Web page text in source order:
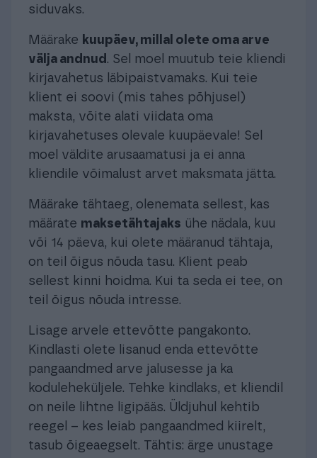
siduvaks.
Määrake kuupäev, millal olete oma arve
välja andnud . Sel moel muutub teie kliendi
kirjavahetus läbipaistvamaks. Kui teie
klient ei soovi (mis tahes põhjusel)
maksta, võite alati viidata oma
kirjavahetuses olevale kuupäevale! Sel
moel väldite arusaamatusi ja ei anna
kliendile võimalust arvet maksmata jätta.
Määrake tähtaeg, olenemata sellest, kas
määrate maksetähtajaks ühe nädala, kuu
või 14 päeva, kui olete määranud tähtaja,
on teil õigus nõuda tasu. Klient peab
sellest kinni hoidma. Kui ta seda ei tee, on
teil õigus nõuda intresse.
Lisage arvele ettevõtte pangakonto.
Kindlasti olete lisanud enda ettevõtte
pangaandmed arve jalusesse ja ka
koduleheküljele. Tehke kindlaks, et kliendil
on neile lihtne ligipääs. Üldjuhul kehtib
reegel – kes leiab pangaandmed kiirelt,
tasub õigeaegselt. Tähtis: ärge unustage